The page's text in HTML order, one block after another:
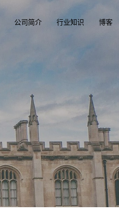
公司简介 行业知识 博客
精英国际
一
办理澳洲, 英国, 加拿大, 美国,
专业定制澳洲、英国